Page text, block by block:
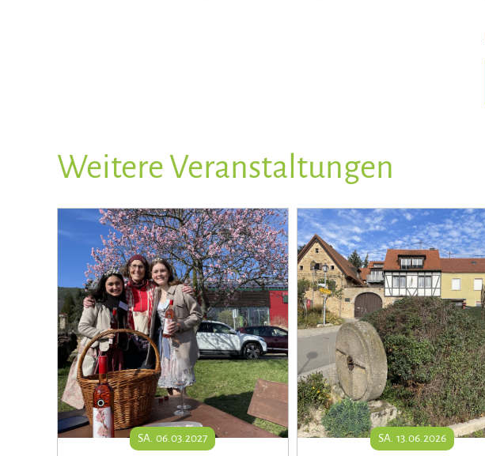
Weitere Veranstaltungen
SA. 06.03.2027 SA. 13.06.2026